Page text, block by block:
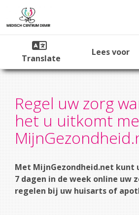
Translate
Lees voor
Regel uw zorg
het u uitkomt
Met MijnGezondheid.net kunt
7 dagen in de week online uw
regelen bij uw huisarts of